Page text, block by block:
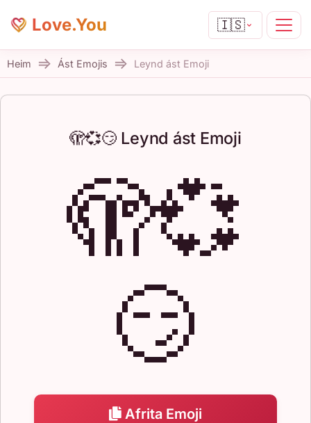
Love.You 🇮🇸
Heim Ást Emojis Leynd ást Emoji
🫣💞😏 Leynd ást Emoji
🫣💞
😏
Afrita Emoji